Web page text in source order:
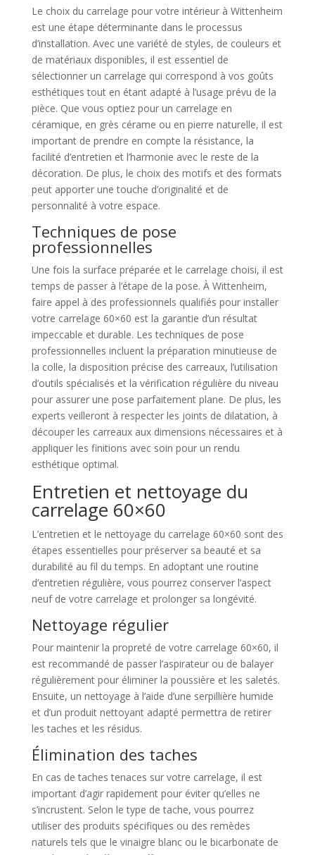
Le choix du carrelage pour votre intérieur à Wittenheim
est une étape déterminante dans le processus
d’installation. Avec une variété de styles, de couleurs et
de matériaux disponibles, il est essentiel de
sélectionner un carrelage qui correspond à vos goûts
esthétiques tout en étant adapté à l’usage prévu de la
pièce. Que vous optiez pour un carrelage en
céramique, en grès cérame ou en pierre naturelle, il est
important de prendre en compte la résistance, la
facilité d’entretien et l’harmonie avec le reste de la
décoration. De plus, le choix des motifs et des formats
peut apporter une touche d’originalité et de
personnalité à votre espace.
Techniques de pose
professionnelles
Une fois la surface préparée et le carrelage choisi, il est
temps de passer à l’étape de la pose. À Wittenheim,
faire appel à des professionnels qualifiés pour installer
votre carrelage 60×60 est la garantie d’un résultat
impeccable et durable. Les techniques de pose
professionnelles incluent la préparation minutieuse de
la colle, la disposition précise des carreaux, l’utilisation
d’outils spécialisés et la vérification régulière du niveau
pour assurer une pose parfaitement plane. De plus, les
experts veilleront à respecter les joints de dilatation, à
découper les carreaux aux dimensions nécessaires et à
appliquer les finitions avec soin pour un rendu
esthétique optimal.
Entretien et nettoyage du
carrelage 60×60
L’entretien et le nettoyage du carrelage 60×60 sont des
étapes essentielles pour préserver sa beauté et sa
durabilité au fil du temps. En adoptant une routine
d’entretien régulière, vous pourrez conserver l’aspect
neuf de votre carrelage et prolonger sa longévité.
Nettoyage régulier
Pour maintenir la propreté de votre carrelage 60×60, il
est recommandé de passer l’aspirateur ou de balayer
régulièrement pour éliminer la poussière et les saletés.
Ensuite, un nettoyage à l’aide d’une serpillière humide
et d’un produit nettoyant adapté permettra de retirer
les taches et les résidus.
Élimination des taches
En cas de taches tenaces sur votre carrelage, il est
important d’agir rapidement pour éviter qu’elles ne
s’incrustent. Selon le type de tache, vous pourrez
utiliser des produits spécifiques ou des remèdes
naturels tels que le vinaigre blanc ou le bicarbonate de